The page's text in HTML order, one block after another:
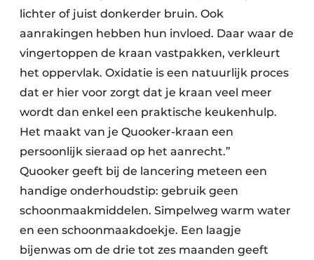
lichter of juist donkerder bruin. Ook
aanrakingen hebben hun invloed. Daar waar de
vingertoppen de kraan vastpakken, verkleurt
het oppervlak. Oxidatie is een natuurlijk proces
dat er hier voor zorgt dat je kraan veel meer
wordt dan enkel een praktische keukenhulp.
Het maakt van je Quooker-kraan een
persoonlijk sieraad op het aanrecht.”
Quooker geeft bij de lancering meteen een
handige onderhoudstip: gebruik geen
schoonmaakmiddelen. Simpelweg warm water
en een schoonmaakdoekje. Een laagje
bijenwas om de drie tot zes maanden geeft